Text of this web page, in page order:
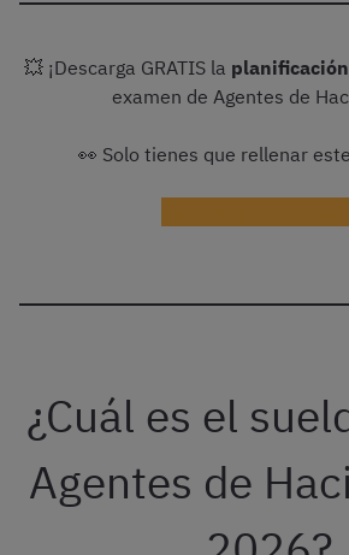
💥 ¡Descarga GRATIS la
examen de Agentes de
👀 Solo tienes que rellenar
¿Cuál es el
Agentes de